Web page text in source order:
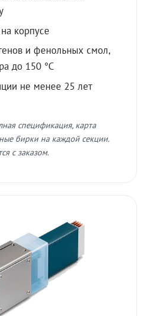
корпусе
и фенольных смол,
до 150 °C
не менее 25 лет
спецификация, карта
бирки на каждой секции.
с заказом.